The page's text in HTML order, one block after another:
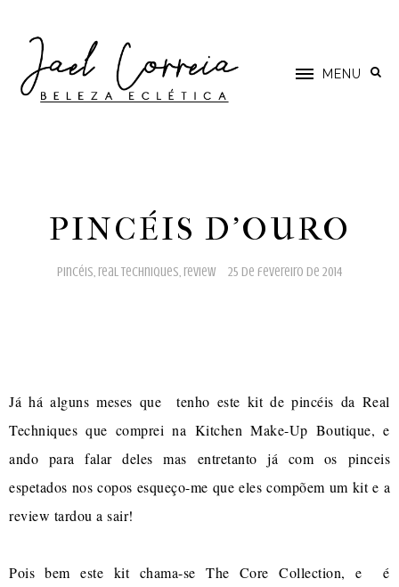
MENU
PINCÉIS D'OURO
pincéis, real techniques, review 25 de fevereiro de 2014
Já há alguns meses que tenho este kit de pincéis da Real
Techniques que comprei na Kitchen Make-Up Boutique, e
ando para falar deles mas entretanto já com os pinceis
espetados nos copos esqueço-me que eles compõem um kit e a
review tardou a sair!
Pois bem este kit chama-se The Core Collection, e é